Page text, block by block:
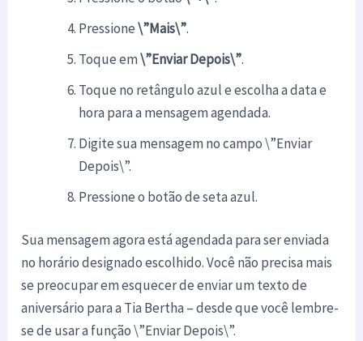
Pressione\”Mais\”.
Toque em\”Enviar Depois\”.
Toque no retângulo azul e escolha a data e
hora para a mensagem agendada.
Digite sua mensagem no campo \”Enviar
Depois\”.
Pressione o botão de seta azul.
Sua mensagem agora está agendada para ser enviada
no horário designado escolhido. Você não precisa mais
se preocupar em esquecer de enviar um texto de
aniversário para a Tia Bertha – desde que você lembre-
se de usar a função \”Enviar Depois\”.